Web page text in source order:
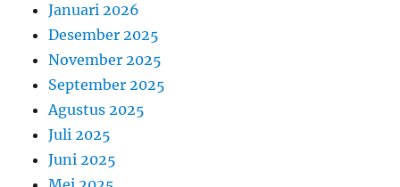
Januari 2026
Desember 2025
November 2025
September 2025
Agustus 2025
Juli 2025
Juni 2025